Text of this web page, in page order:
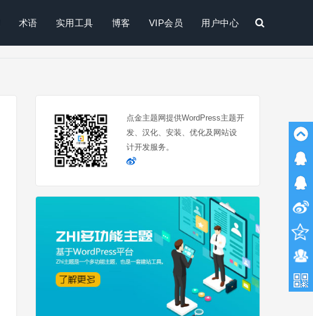
术语 实用工具 博客 VIP会员 用户中心
点金主题网提供WordPress主题开
发、汉化、安装、优化及网站设
计开发服务。